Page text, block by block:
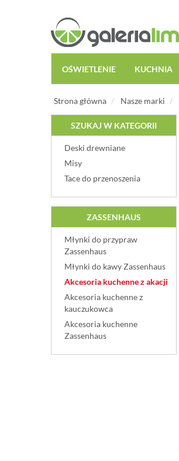
OŚWIETLENIE KUCHNIA
Strona główna Nasze marki
SZUKAJ W KATEGORII
Deski drewniane
Misy
Tace do przenoszenia
ZASSENHAUS
Młynki do przypraw
Zassenhaus
Młynki do kawy Zassenhaus
Akcesoria kuchenne z akacji
Akcesoria kuchenne z
kauczukowca
Akcesoria kuchenne
Zassenhaus